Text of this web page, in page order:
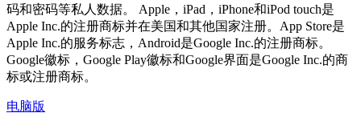
码和密码等私人数据。 Apple，iPad，iPhone和iPod touch是
Apple Inc.的注册商标并在美国和其他国家注册。App Store是
Apple Inc.的服务标志，Android是Google Inc.的注册商标。
Google徽标，Google Play徽标和Google界面是Google Inc.的商
标或注册商标。
电脑版